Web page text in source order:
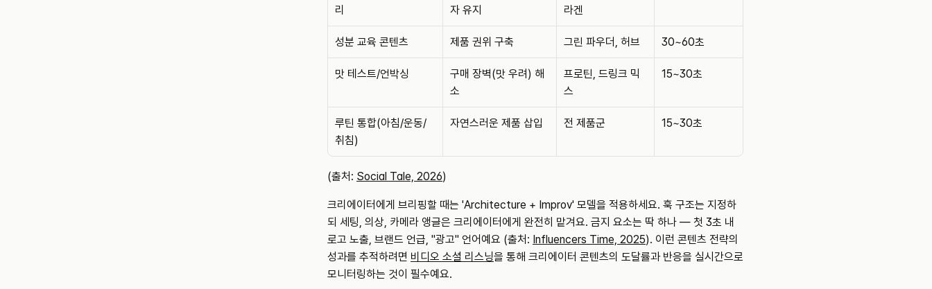
리
자 유지
라겐
성분 교육 콘텐츠 제품 권위 구축 그린 파우더, 허브 30~60초
맛 테스트/언박싱
구매 장벽(맛 우려) 해
소
프로틴, 드링크 믹
스
15~30초
루틴 통합(아침/운동/
취침)
자연스러운 제품 삽입 전 제품군 15~30초
(출처: Social Tale, 2026)
크리에이터에게 브리핑할 때는 'Architecture + Improv' 모델을 적용하세요. 훅 구조는 지정하
되 세팅, 의상, 카메라 앵글은 크리에이터에게 완전히 맡겨요. 금지 요소는 딱 하나 — 첫 3초 내
로고 노출, 브랜드 언급, "광고" 언어예요 (출처: Influencers Time, 2025). 이런 콘텐츠 전략의
성과를 추적하려면 비디오 소셜 리스닝을 통해 크리에이터 콘텐츠의 도달률과 반응을 실시간으로
모니터링하는 것이 필수예요.